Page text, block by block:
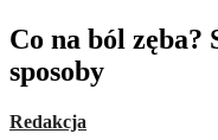
Co na ból zęba?
sposoby
Redakcja